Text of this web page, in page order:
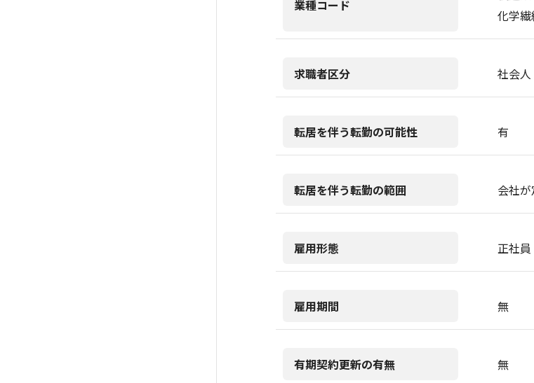
業種コード
化学
求職者区分 社会人
転居を伴う転勤の可能性 有
転居を伴う転勤の範囲 会社
雇用形態 正社員
雇用期間 無
有期契約更新の有無 無